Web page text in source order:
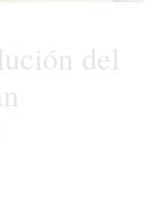
del